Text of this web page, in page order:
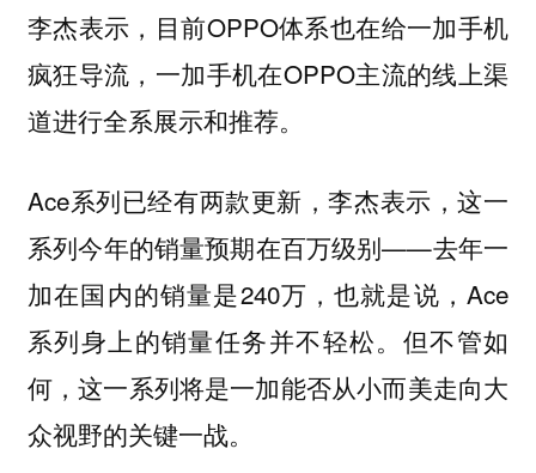
李杰表示，目前OPPO体系也在给一加手机
疯狂导流，一加手机在OPPO主流的线上渠
道进行全系展示和推荐。
Ace系列已经有两款更新，李杰表示，这一
系列今年的销量预期在百万级别——去年一
加在国内的销量是240万，也就是说，Ace
系列身上的销量任务并不轻松。但不管如
何，这一系列将是一加能否从小而美走向大
众视野的关键一战。